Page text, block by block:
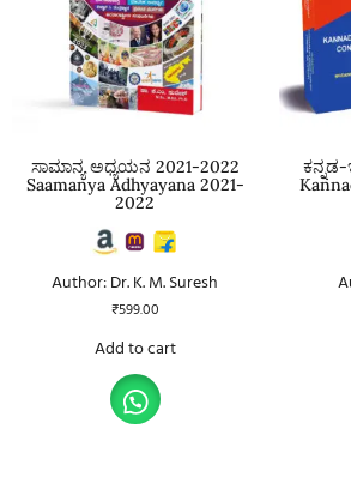
ಸಾಮಾನ್ಯ ಅಧ್ಯಯನ 2021-2022
Saamanya Adhyayana 2021-
2022
Author: Dr. K. M. Suresh
₹599.00
Add to cart